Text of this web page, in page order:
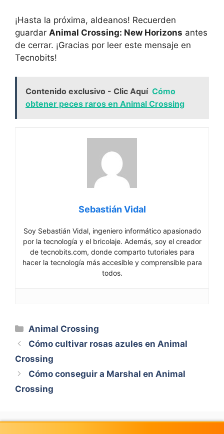
¡Hasta la próxima, aldeanos! ​Recuerden⁢
guardar Animal Crossing: New Horizons antes
de cerrar. ¡Gracias por leer este‌ mensaje en
Tecnobits!
Contenido exclusivo - Clic Aquí Cómo
obtener peces raros en Animal Crossing
Sebastián Vidal
Soy Sebastián Vidal, ingeniero informático apasionado
por la tecnología y el bricolaje. Además, soy el creador
de tecnobits.com, donde comparto tutoriales para
hacer la tecnología más accesible y comprensible para
todos.
Categorías
Animal Crossing
Cómo cultivar rosas azules en Animal
Crossing
Cómo conseguir a Marshal en Animal
Crossing